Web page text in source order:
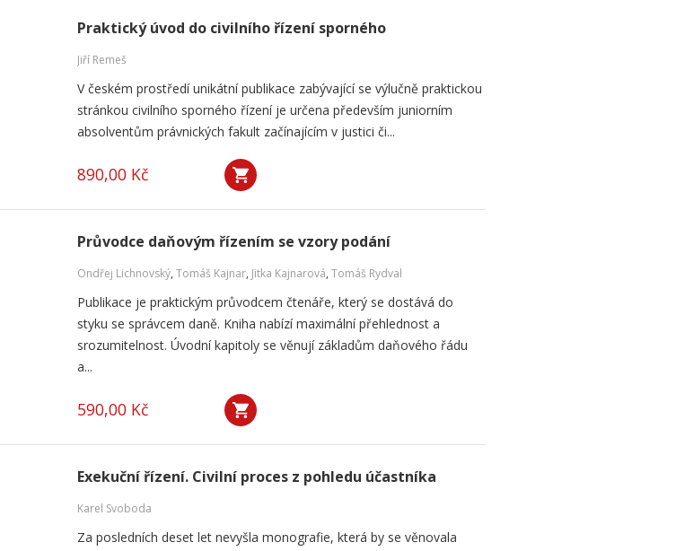
Praktický úvod do civilního řízení sporného
Jiří Remeš
V českém prostředí unikátní publikace zabývající se výlučně praktickou
stránkou civilního sporného řízení je určena především juniorním
absolventům právnických fakult začínajícím v justici či...
890,00 Kč
Průvodce daňovým řízením se vzory podání
Ondřej Lichnovský, Tomáš Kajnar, Jitka Kajnarová, Tomáš Rydval
Publikace je praktickým průvodcem čtenáře, který se dostává do
styku se správcem daně. Kniha nabízí maximální přehlednost a
srozumitelnost. Úvodní kapitoly se věnují základům daňového řádu
a...
590,00 Kč
Exekuční řízení. Civilní proces z pohledu účastníka
Karel Svoboda
Za posledních deset let nevyšla monografie, která by se věnovala